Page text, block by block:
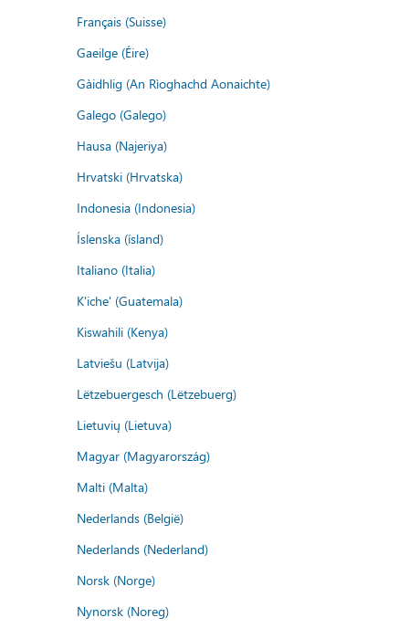
Français (Suisse)
Gaeilge (Éire)
Gàidhlig (An Rìoghachd Aonaichte)
Galego (Galego)
Hausa (Najeriya)
Hrvatski (Hrvatska)
Indonesia (Indonesia)
Íslenska (ísland)
Italiano (Italia)
K'iche' (Guatemala)
Kiswahili (Kenya)
Latviešu (Latvija)
Lëtzebuergesch (Lëtzebuerg)
Lietuvių (Lietuva)
Magyar (Magyarország)
Malti (Malta)
Nederlands (België)
Nederlands (Nederland)
Norsk (Norge)
Nynorsk (Noreg)